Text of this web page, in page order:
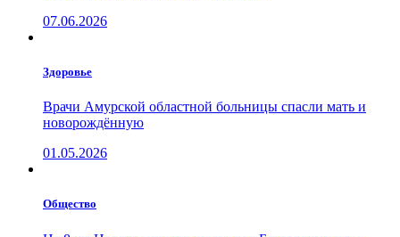
07.06.2026
Здоровье
Врачи Амурской областной больницы спасли мать и
новорождённую
01.05.2026
Общество